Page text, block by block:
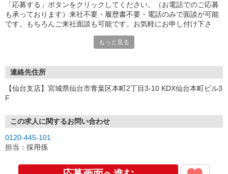
「応募する」ボタンをクリックしてください。（お電話でのご応募
も承っております）来社不要・履歴書不要・電話のみで面談が可能
です。もちろんご来社面談も可能です。お気軽にお申し付け下さ
もっと見る
連絡先住所
【仙台支店】宮城県仙台市青葉区本町2丁目3-10 KDX仙台本町ビル3
F
この求人に関するお問い合わせ
0120-445-101
担当：採用係